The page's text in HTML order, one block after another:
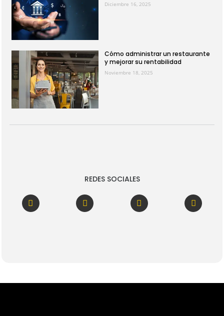
Diciembre 16, 2025
Cómo administrar un restaurante
y mejorar su rentabilidad
Noviembre 18, 2025
REDES SOCIALES